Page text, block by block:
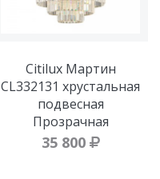
Citilux Мартин
CL332131 хрустальная
подвесная
Прозрачная
35 800